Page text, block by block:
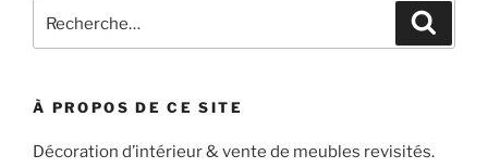
pour
À PROPOS DE CE SITE
Décoration d’intérieur & vente de meubles revisités.